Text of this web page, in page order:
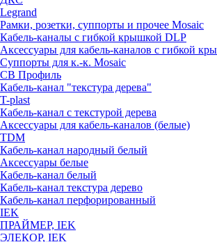
Legrand
Рамки, розетки, суппорты и прочее Mosaic
Кабель-каналы с гибкой крышкой DLP
Аксессуары для кабель-каналов с гибкой
Суппорты для к.-к. Mosaic
СВ Профиль
Кабель-канал "текстура дерева"
T-plast
Кабель-канал с текстурой дерева
Аксессуары для кабель-каналов (белые)
TDM
Кабель-канал народный белый
Аксессуары белые
Кабель-канал белый
Кабель-канал текстура дерево
Кабель-канал перфорированный
IEK
ПРАЙМЕР, IEK
ЭЛЕКОР, IEK